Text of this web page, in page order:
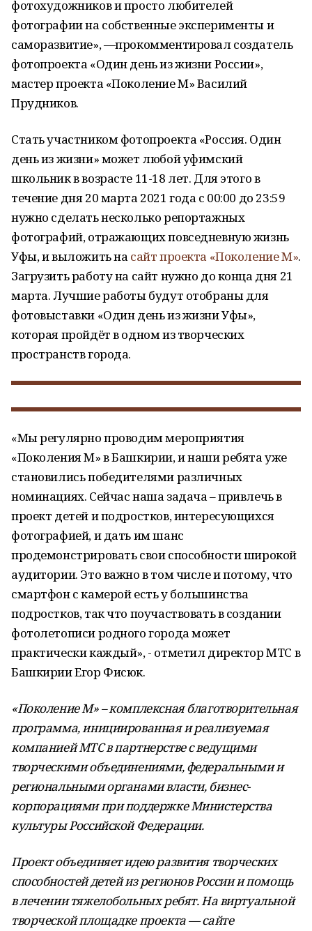
фотохудожников и просто любителей
фотографии на собственные эксперименты и
саморазвитие», —прокомментировал создатель
фотопроекта «Один день из жизни России»,
мастер проекта «Поколение М» Василий
Прудников.
Стать участником фотопроекта «Россия. Один
день из жизни» может любой уфимский
школьник в возрасте 11-18 лет. Для этого в
течение дня 20 марта 2021 года с 00:00 до 23:59
нужно сделать несколько репортажных
фотографий, отражающих повседневную жизнь
Уфы, и выложить на сайт проекта «Поколение М».
Загрузить работу на сайт нужно до конца дня 21
марта. Лучшие работы будут отобраны для
фотовыставки «Один день из жизни Уфы»,
которая пройдёт в одном из творческих
пространств города.
«Мы регулярно проводим мероприятия
«Поколения М» в Башкирии, и наши ребята уже
становились победителями различных
номинациях. Сейчас наша задача – привлечь в
проект детей и подростков, интересующихся
фотографией, и дать им шанс
продемонстрировать свои способности широкой
аудитории. Это важно в том числе и потому, что
смартфон с камерой есть у большинства
подростков, так что поучаствовать в создании
фотолетописи родного города может
практически каждый», - отметил директор МТС в
Башкирии Егор Фисюк.
«Поколение М» – комплексная благотворительная
программа, инициированная и реализуемая
компанией МТС в партнерстве с ведущими
творческими объединениями, федеральными и
региональными органами власти, бизнес-
корпорациями при поддержке Министерства
культуры Российской Федерации.
Проект объединяет идею развития творческих
способностей детей из регионов России и помощь
в лечении тяжелобольных ребят. На виртуальной
творческой площадке проекта — сайте